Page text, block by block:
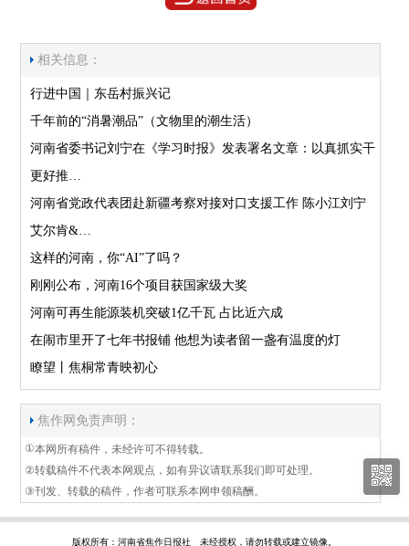
相关信息：
行进中国｜东岳村振兴记
千年前的“消暑潮品”（文物里的潮生活）
河南省委书记刘宁在《学习时报》发表署名文章：以真抓实干
更好推…
河南省党政代表团赴新疆考察对接对口支援工作 陈小江刘宁
艾尔肯&…
这样的河南，你“AI”了吗？
刚刚公布，河南16个项目获国家级大奖
河南可再生能源装机突破1亿千瓦 占比近六成
在闹市里开了七年书报铺 他想为读者留一盏有温度的灯
瞭望丨焦桐常青映初心
焦作网免责声明：
①本网所有稿件，未经许可不得转载。
②转载稿件不代表本网观点，如有异议请联系我们即可处理。
③刊发、转载的稿件，作者可联系本网申领稿酬。
版权所有：河南省焦作日报社 未经授权，请勿转载或建立镜像。